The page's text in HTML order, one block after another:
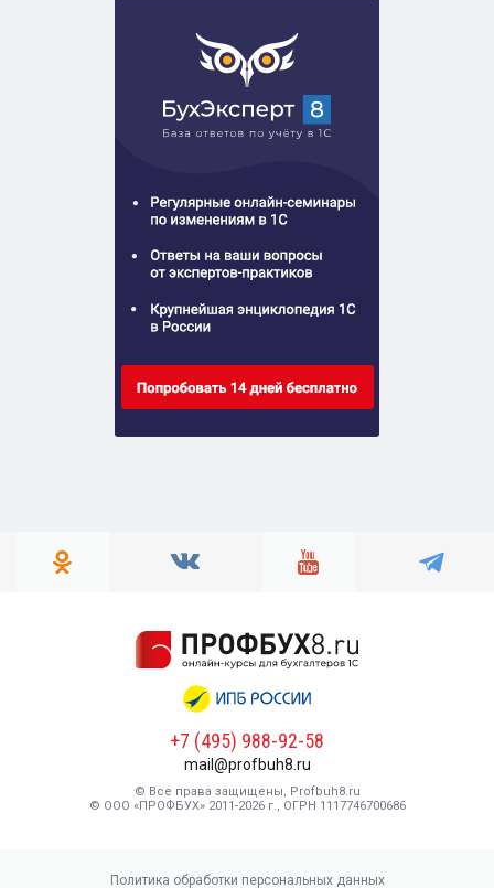
+7 (495) 988-92-58
mail@profbuh8.ru
© Все права защищены, Profbuh8.ru
© ООО «ПРОФБУХ» 2011-2026 г., ОГРН 1117746700686
Политика обработки персональных данных